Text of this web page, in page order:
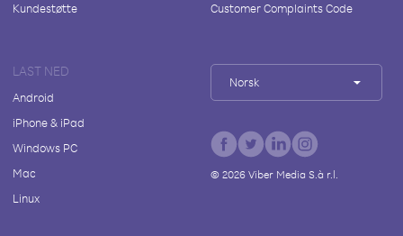
Kundestøtte
Customer Complaints Code
LAST NED
Android
iPhone & iPad
Windows PC
Mac
Linux
Norsk
© 2026Viber Media S.à r.l.